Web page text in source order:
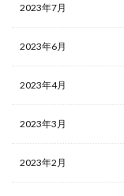
2023年7月
2023年6月
2023年4月
2023年3月
2023年2月